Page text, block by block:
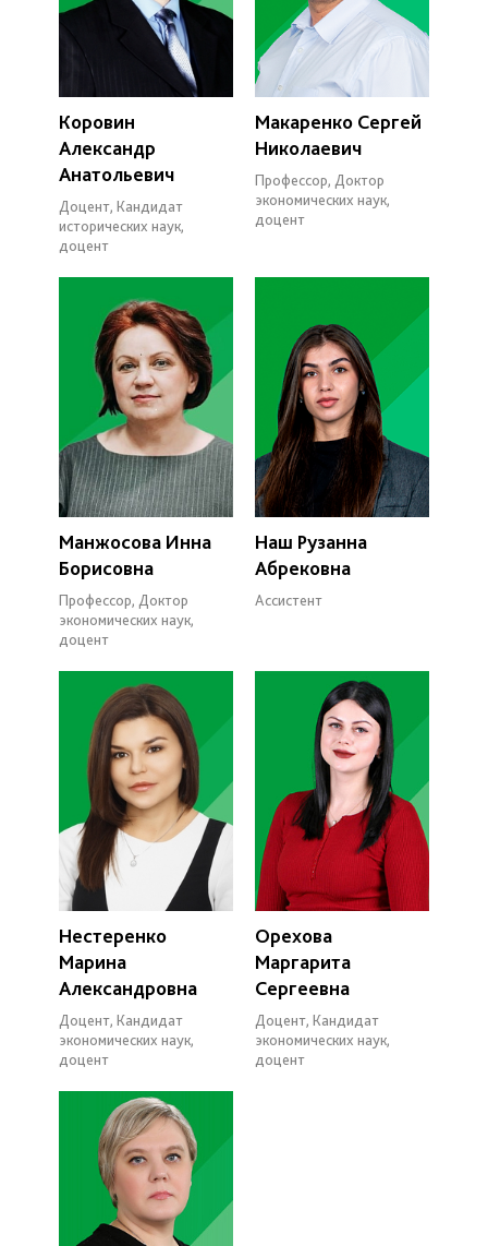
Коровин
Александр
Анатольевич
Доцент, Кандидат
исторических наук,
доцент
Макаренко Сергей
Николаевич
Профессор, Доктор
экономических наук,
доцент
Манжосова Инна
Борисовна
Профессор, Доктор
экономических наук,
доцент
Наш Рузанна
Абрековна
Ассистент
Нестеренко
Марина
Александровна
Доцент, Кандидат
экономических наук,
доцент
Орехова
Маргарита
Сергеевна
Доцент, Кандидат
экономических наук,
доцент